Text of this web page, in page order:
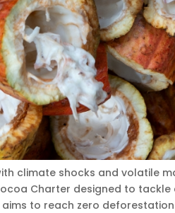
climate shocks and volatile
Charter designed to
to reach zero